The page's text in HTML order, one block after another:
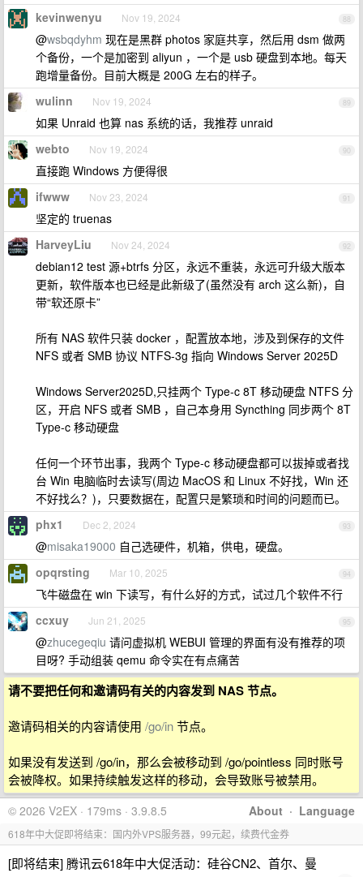
88
kevinwenyu Nov 19, 2024
@wsbqdyhm 现在是黑群 photos 家庭共享，然后用 dsm 做两
个备份，一个是加密到 aliyun ，一个是 usb 硬盘到本地。每天
跑增量备份。目前大概是 200G 左右的样子。
89
wulinn Nov 19, 2024
如果 Unraid 也算 nas 系统的话，我推荐 unraid
90
webto Nov 19, 2024
直接跑 Windows 方便得很
91
ifwww Nov 23, 2024
坚定的 truenas
92
HarveyLiu Nov 24, 2024
debian12 test 源+btrfs 分区，永远不重装，永远可升级大版本
更新，软件版本也已经是此新级了(虽然没有 arch 这么新)，自
带“软还原卡”
所有 NAS 软件只装 docker ，配置放本地，涉及到保存的文件
NFS 或者 SMB 协议 NTFS-3g 指向 Windows Server 2025D
Windows Server2025D,只挂两个 Type-c 8T 移动硬盘 NTFS 分
区，开启 NFS 或者 SMB ，自己本身用 Syncthing 同步两个 8T
Type-c 移动硬盘
任何一个环节出事，我两个 Type-c 移动硬盘都可以拔掉或者找
台 Win 电脑临时去读写(周边 MacOS 和 Linux 不好找，Win 还
不好找么？)，只要数据在，配置只是繁琐和时间的问题而已。
93
phx1 Dec 2, 2024
@misaka19000 自己选硬件，机箱，供电，硬盘。
94
opqrsting Mar 10, 2025
飞牛磁盘在 win 下读写，有什么好的方式，试过几个软件不行
95
ccxuy Jun 21, 2025
@zhucegeqiu 请问虚拟机 WEBUI 管理的界面有没有推荐的项
目呀? 手动组装 qemu 命令实在有点痛苦
请不要把任何和邀请码有关的内容发到 NAS 节点。
邀请码相关的内容请使用 /go/in节点。
如果没有发送到 /go/in，那么会被移动到 /go/pointless 同时账号
会被降权。如果持续触发这样的移动，会导致账号被禁用。
About · Language
© 2026 V2EX · 179ms · 3.9.8.5
618年中大促即将结束：国内外VPS服务器，99元起，续费代金券
[即将结束] 腾讯云618年中大促活动：硅谷CN2、首尔、曼